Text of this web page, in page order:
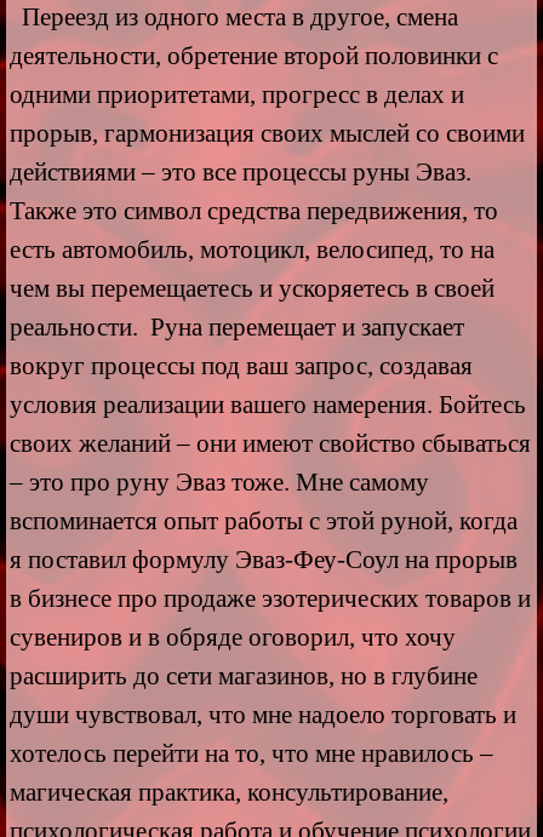
Переезд из одного места в другое, смена
деятельности, обретение второй половинки с
одними приоритетами, прогресс в делах и
прорыв, гармонизация своих мыслей со своими
действиями – это все процессы руны Эваз.
Также это символ средства передвижения, то
есть автомобиль, мотоцикл, велосипед, то на
чем вы перемещаетесь и ускоряетесь в своей
реальности. Руна перемещает и запускает
вокруг процессы под ваш запрос, создавая
условия реализации вашего намерения. Бойтесь
своих желаний – они имеют свойство сбываться
– это про руну Эваз тоже. Мне самому
вспоминается опыт работы с этой руной, когда
я поставил формулу Эваз-Феу-Соул на прорыв
в бизнесе про продаже эзотерических товаров и
сувениров и в обряде оговорил, что хочу
расширить до сети магазинов, но в глубине
души чувствовал, что мне надоело торговать и
хотелось перейти на то, что мне нравилось –
магическая практика, консультирование,
психологическая работа и обучение психологии